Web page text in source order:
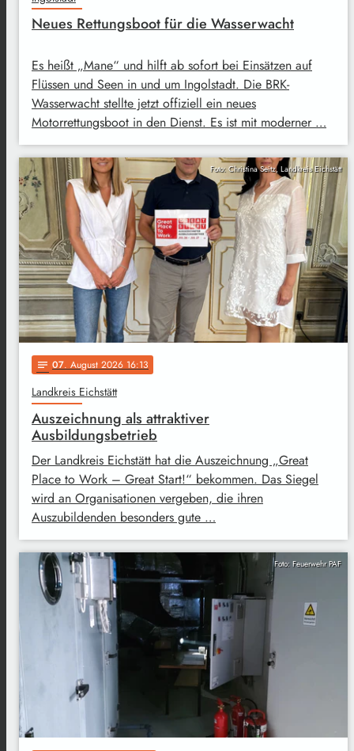
Neues Rettungsboot für die Wasserwacht
Es heißt „Mane“ und hilft ab sofort bei Einsätzen auf
Flüssen und Seen in und um Ingolstadt. Die BRK-
Wasserwacht stellte jetzt offiziell ein neues
Motorrettungsboot in den Dienst. Es ist mit moderner …
Foto: Christina Seitz, Landkreis Eichstätt
notes 07. August 2026 16:13
Landkreis Eichstätt
Auszeichnung als attraktiver
Ausbildungsbetrieb
Der Landkreis Eichstätt hat die Auszeichnung „Great
Place to Work – Great Start!“ bekommen. Das Siegel
wird an Organisationen vergeben, die ihren
Auszubildenden besonders gute …
Foto: Feuerwehr PAF